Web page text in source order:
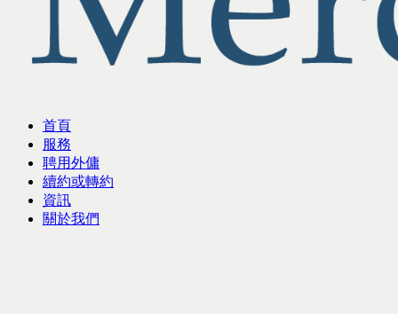
首頁
服務
聘用外傭
續約或轉約
資訊
關於我們